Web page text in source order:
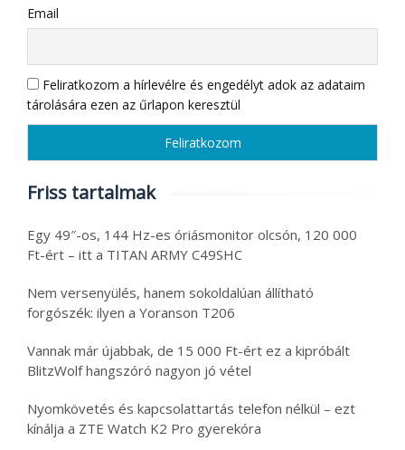
Email
Feliratkozom a hírlevélre és engedélyt adok az adataim
tárolására ezen az űrlapon keresztül
Friss tartalmak
Egy 49″-os, 144 Hz-es óriásmonitor olcsón, 120 000
Ft-ért – itt a TITAN ARMY C49SHC
Nem versenyülés, hanem sokoldalúan állítható
forgószék: ilyen a Yoranson T206
Vannak már újabbak, de 15 000 Ft-ért ez a kipróbált
BlitzWolf hangszóró nagyon jó vétel
Nyomkövetés és kapcsolattartás telefon nélkül – ezt
kínálja a ZTE Watch K2 Pro gyerekóra